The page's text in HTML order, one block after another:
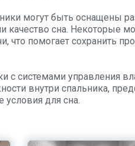
могут быть оснащены
качество сна. Некоторые
что помогает сохранить
с системами управления
внутри спальника,
для сна.